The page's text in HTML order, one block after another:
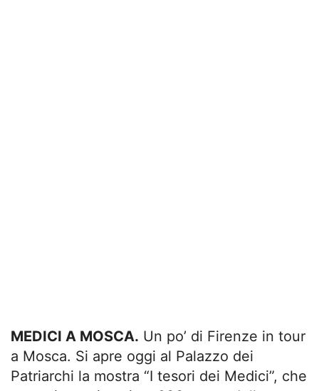
MEDICI A MOSCA. Un po’ di Firenze in tour
a Mosca. Si apre oggi al Palazzo dei
Patriarchi la mostra “I tesori dei Medici”, che